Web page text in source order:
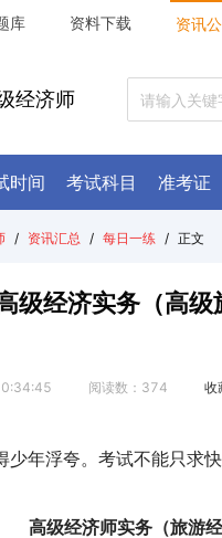
库 资料下载 资讯
经济师
时间 考试科目 准考证
/ 资讯汇总 / 每日一练 / 正文
经济实务（高级
阅读数： 374 收
少年浮夸。考试不能只求
高级经济师实务（旅游经